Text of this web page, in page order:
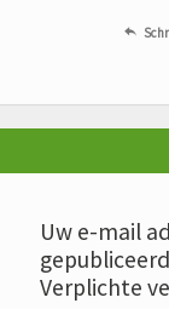

Uw e-mail
Verplichte